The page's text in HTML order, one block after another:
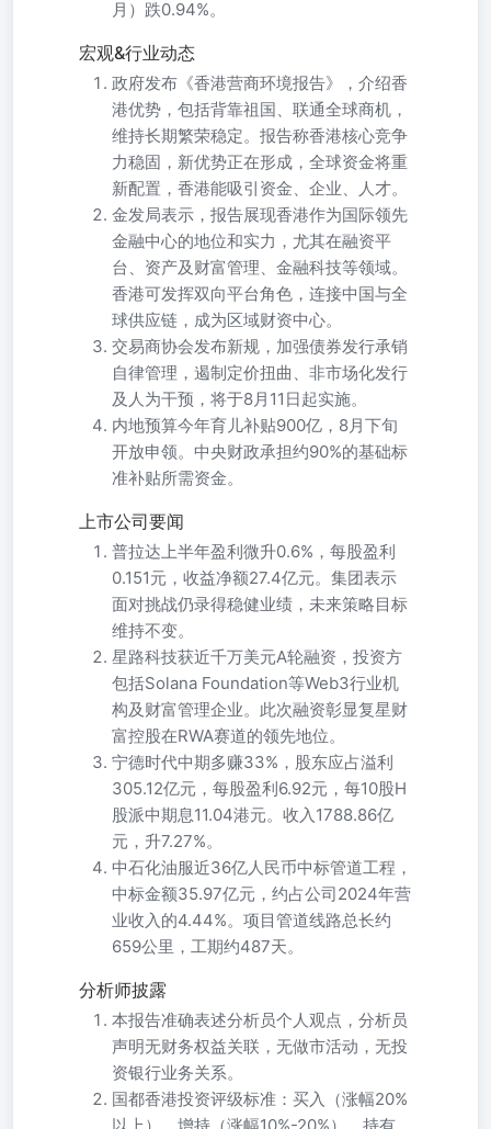
月）跌0.94%。
宏观&行业动态
政府发布《香港营商环境报告》，介绍香
港优势，包括背靠祖国、联通全球商机，
维持长期繁荣稳定。报告称香港核心竞争
力稳固，新优势正在形成，全球资金将重
新配置，香港能吸引资金、企业、人才。
金发局表示，报告展现香港作为国际领先
金融中心的地位和实力，尤其在融资平
台、资产及财富管理、金融科技等领域。
香港可发挥双向平台角色，连接中国与全
球供应链，成为区域财资中心。
交易商协会发布新规，加强债券发行承销
自律管理，遏制定价扭曲、非市场化发行
及人为干预，将于8月11日起实施。
内地预算今年育儿补贴900亿，8月下旬
开放申领。中央财政承担约90%的基础标
准补贴所需资金。
上市公司要闻
普拉达上半年盈利微升0.6%，每股盈利
0.151元，收益净额27.4亿元。集团表示
面对挑战仍录得稳健业绩，未来策略目标
维持不变。
星路科技获近千万美元A轮融资，投资方
包括Solana Foundation等Web3行业机
构及财富管理企业。此次融资彰显复星财
富控股在RWA赛道的领先地位。
宁德时代中期多赚33%，股东应占溢利
305.12亿元，每股盈利6.92元，每10股H
股派中期息11.04港元。收入1788.86亿
元，升7.27%。
中石化油服近36亿人民币中标管道工程，
中标金额35.97亿元，约占公司2024年营
业收入的4.44%。项目管道线路总长约
659公里，工期约487天。
分析师披露
本报告准确表述分析员个人观点，分析员
声明无财务权益关联，无做市活动，无投
资银行业务关系。
国都香港投资评级标准：买入（涨幅20%